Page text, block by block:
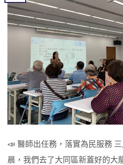
📣 醫師出任務，落實為民服務
晨，我們去了大同區新蓋好的大